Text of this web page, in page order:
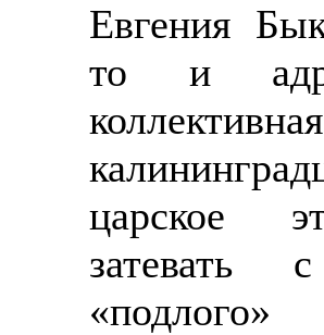
Евгения
то и
царское
затевать
«подлого»